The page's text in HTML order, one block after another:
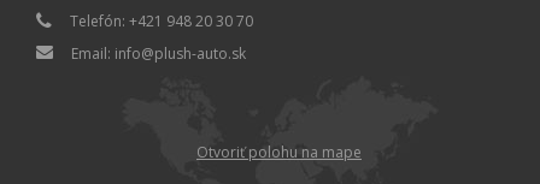
Telefón: +421 948 20 30 70
Email: info@plush-auto.sk
Otvoriť polohu na mape